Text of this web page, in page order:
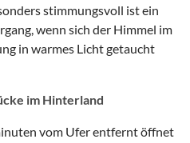
stimmungsvoll ist ein
wenn sich der Himmel im
in warmes Licht getaucht
im Hinterland
vom Ufer entfernt öffnet